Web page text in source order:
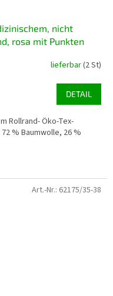
nicht
rosa mit Punkten
lieferbar(2 St)
DETAIL
Rollrand- Öko-Tex-
% Baumwolle, 26 %
Art.-Nr.: 62175/35-38